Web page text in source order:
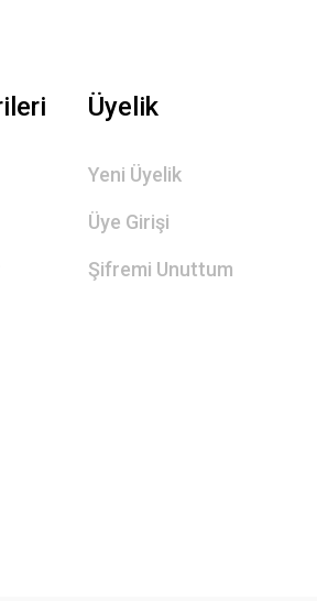
Üyelik
Yeni Üyelik
Üye Girişi
Şifremi Unuttum